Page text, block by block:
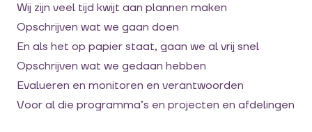
Wij zijn veel tijd kwijt aan plannen maken
Opschrijven wat we gaan doen
En als het op papier staat, gaan we al vrij snel
Opschrijven wat we gedaan hebben
Evalueren en monitoren en verantwoorden
Voor al die programma’s en projecten en afdelingen